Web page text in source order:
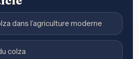
dans l’agriculture moderne
colza